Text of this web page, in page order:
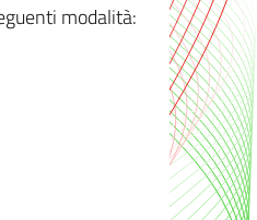
modalità: